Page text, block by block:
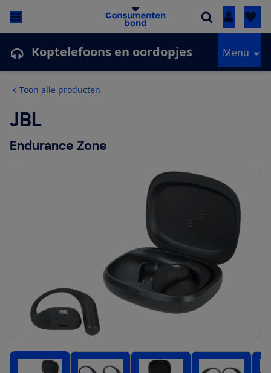
Inloggen
Koptelefoons en oordopjes Menu
Toon alle producten
JBL
Endurance Zone